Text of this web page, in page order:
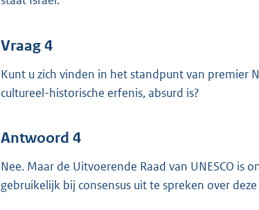
Vraag 4
Kunt u zich vinden in het standpunt van premier
cultureel-historische erfenis, absurd is?
Antwoord 4
Nee. Maar de Uitvoerende Raad van UNESCO is
gebruikelijk bij consensus uit te spreken over